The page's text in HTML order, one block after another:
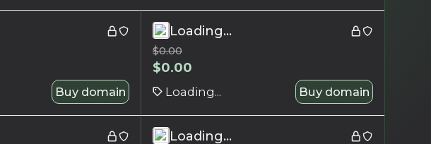
Buy domain
Loading...
$0.00
$0.00
Loading... Buy domain
Loading...